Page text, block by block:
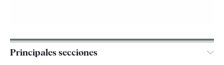
Principales secciones